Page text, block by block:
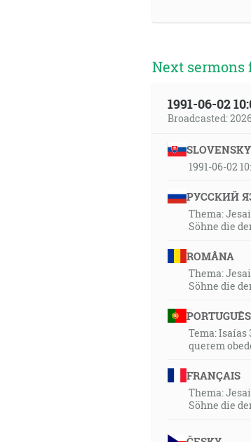
Next sermons
1991-06-02
Broadcasted:
SLOVENSKY
1991-06-02
РУССКИЙ
Thema:
Söhne die
ROMÂNA
Thema:
Söhne die
PORTUGUÊS
Tema: Isaías
querem
FRANÇAIS
Thema:
Söhne die